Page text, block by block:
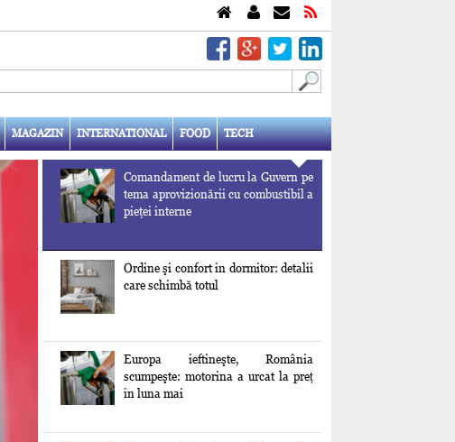
MAGAZIN INTERNATIONAL FOOD TECH
Comandament de lucru la Guvern pe
tema aprovizionării cu combustibil a
pieţei interne
Ordine şi confort in dormitor: detalii
care schimbă totul
Europa ieftineşte, România
scumpeşte: motorina a urcat la preț
în luna mai